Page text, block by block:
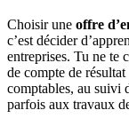
Choisir une offre
c’est décider
entreprises. Tu ne te
de compte de
comptables, au suivi
parfois aux travaux